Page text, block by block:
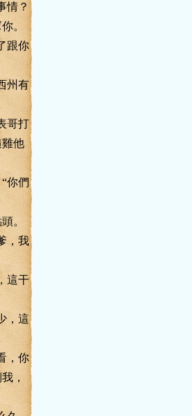
？
。
跟你
州有
哥打
他
你們
。
，我
這干
，這
，你
，